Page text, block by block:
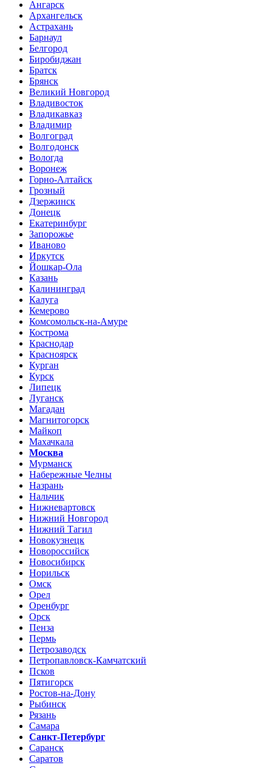
Ангарск
Архангельск
Астрахань
Барнаул
Белгород
Биробиджан
Братск
Брянск
Великий Новгород
Владивосток
Владикавказ
Владимир
Волгоград
Волгодонск
Вологда
Воронеж
Горно-Алтайск
Грозный
Дзержинск
Донецк
Екатеринбург
Запорожье
Иваново
Иркутск
Йошкар-Ола
Казань
Калининград
Калуга
Кемерово
Комсомольск-на-Амуре
Кострома
Краснодар
Красноярск
Курган
Курск
Липецк
Луганск
Магадан
Магнитогорск
Майкоп
Махачкала
Москва
Мурманск
Набережные Челны
Назрань
Нальчик
Нижневартовск
Нижний Новгород
Нижний Тагил
Новокузнецк
Новороссийск
Новосибирск
Норильск
Омск
Орел
Оренбург
Орск
Пенза
Пермь
Петрозаводск
Петропавловск-Камчатский
Псков
Пятигорск
Ростов-на-Дону
Рыбинск
Рязань
Самара
Санкт-Петербург
Саранск
Саратов